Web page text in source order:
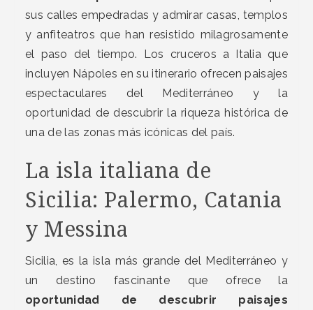
sus calles empedradas y admirar casas, templos
y anfiteatros que han resistido milagrosamente
el paso del tiempo. Los cruceros a Italia que
incluyen Nápoles en su itinerario ofrecen paisajes
espectaculares del Mediterráneo y la
oportunidad de descubrir la riqueza histórica de
una de las zonas más icónicas del país.
La isla italiana de
Sicilia: Palermo, Catania
y Messina
Sicilia, es la isla más grande del Mediterráneo y
un destino fascinante que ofrece la
oportunidad de descubrir paisajes